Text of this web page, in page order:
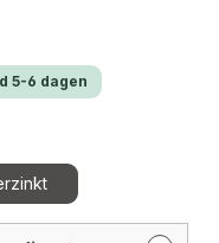
5-6 dagen